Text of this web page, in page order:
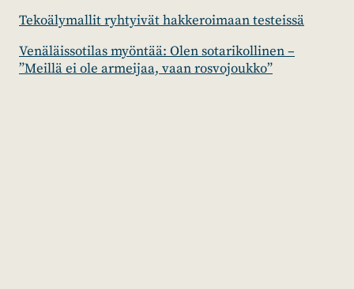
Tekoälymallit ryhtyivät hakkeroimaan testeissä
Venäläissotilas myöntää: Olen sotarikollinen –
”Meillä ei ole armeijaa, vaan rosvojoukko”